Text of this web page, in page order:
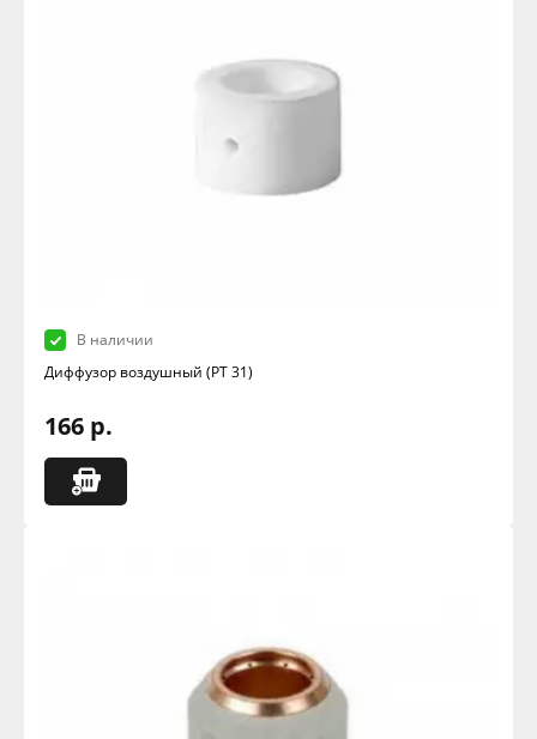
В наличии
Диффузор воздушный (РТ 31)
166 р.